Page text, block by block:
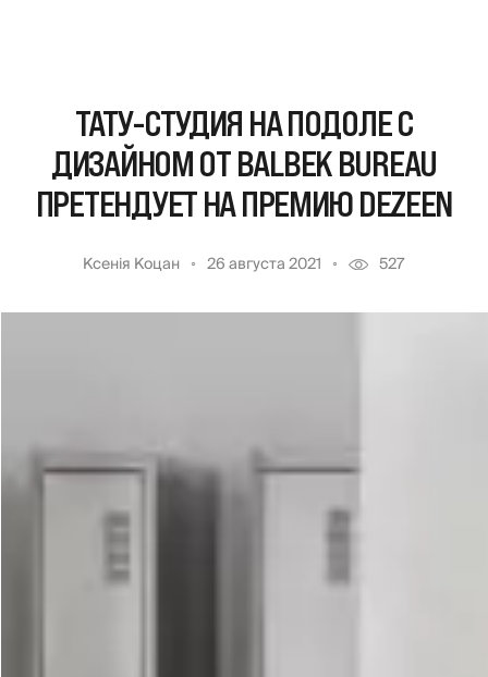
ТАТУ-СТУДИЯ НА ПОДОЛЕ С
ДИЗАЙНОМ ОТ BALBEK BUREAU
ПРЕТЕНДУЕТ НА ПРЕМИЮ DEZEEN
Ксенія Коцан 26 августа 2021 527